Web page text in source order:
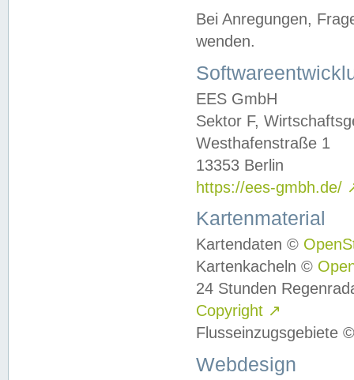
Bei Anregungen,
wenden.
EES GmbH
Sektor F,
Westhafenstraße 1
13353 Berlin
https://ees-gmbh.de/
Kartenmaterial
Kartendaten ©
Kartenkacheln ©
24 Stunden
Copyright ↗
Flusseinzugsgebiete
Webdesign